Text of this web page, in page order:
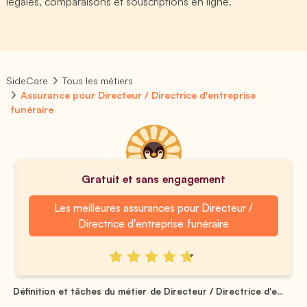
SideCare
Tous les métiers
Assurance pour Directeur / Directrice d'entreprise
funéraire
Gratuit et sans engagement
Les meilleures assurances pour Directeur /
Directrice d'entreprise funéraire
Définition et tâches du métier de Directeur / Directrice d'e...